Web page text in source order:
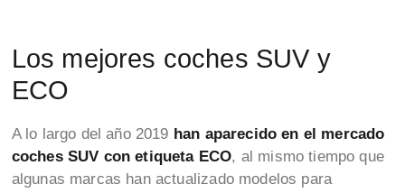
Los mejores coches SUV y
ECO
A lo largo del año 2019 han aparecido en el mercado
coches SUV con etiqueta ECO, al mismo tiempo que
algunas marcas han actualizado modelos para